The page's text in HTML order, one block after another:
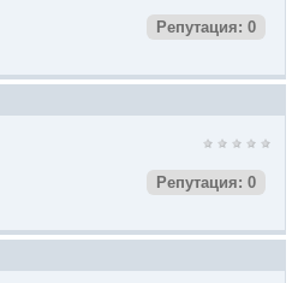
Репутация: 0
Репутация: 0